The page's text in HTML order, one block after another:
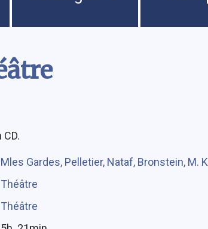
Mles Gardes, Pelletier, Nataf, Bronstein, M.
Théâtre
Théâtre